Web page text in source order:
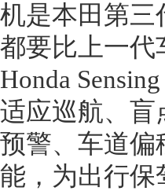
机是本田第三
都要比上一代
Honda
适应巡航、盲
预警、车道偏
能，为出行保